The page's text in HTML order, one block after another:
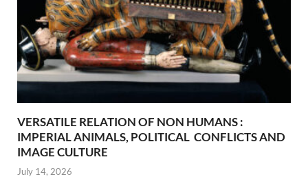
VERSATILE RELATION OF NON HUMANS :
IMPERIAL ANIMALS, POLITICAL CONFLICTS AND
IMAGE CULTURE
July 14, 2026